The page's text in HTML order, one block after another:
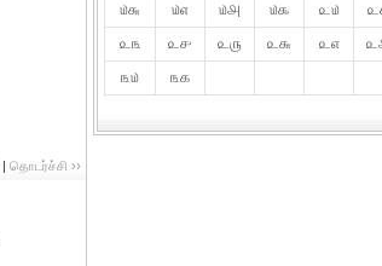
| தொடர்ச்சி ››
௰௬
௰௭ ௰௮ ௰௯ ௨௰
௨௩
௨௪ ௨௫ ௨௬ ௨௭
௩௰
௩௧